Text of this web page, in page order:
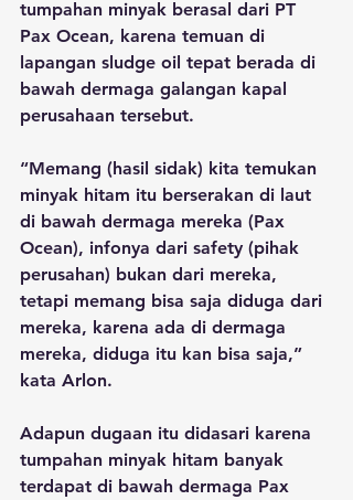
tumpahan minyak berasal dari PT
Pax Ocean, karena temuan di
lapangan sludge oil tepat berada di
bawah dermaga galangan kapal
perusahaan tersebut.
“Memang (hasil sidak) kita temukan
minyak hitam itu berserakan di laut
di bawah dermaga mereka (Pax
Ocean), infonya dari safety (pihak
perusahan) bukan dari mereka,
tetapi memang bisa saja diduga dari
mereka, karena ada di dermaga
mereka, diduga itu kan bisa saja,”
kata Arlon.
Adapun dugaan itu didasari karena
tumpahan minyak hitam banyak
terdapat di bawah dermaga Pax